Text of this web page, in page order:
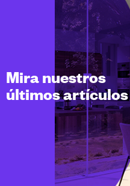
Mira nuestros
últimos artículos